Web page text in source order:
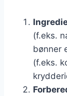
(f.eks.
bønner
(f.eks.